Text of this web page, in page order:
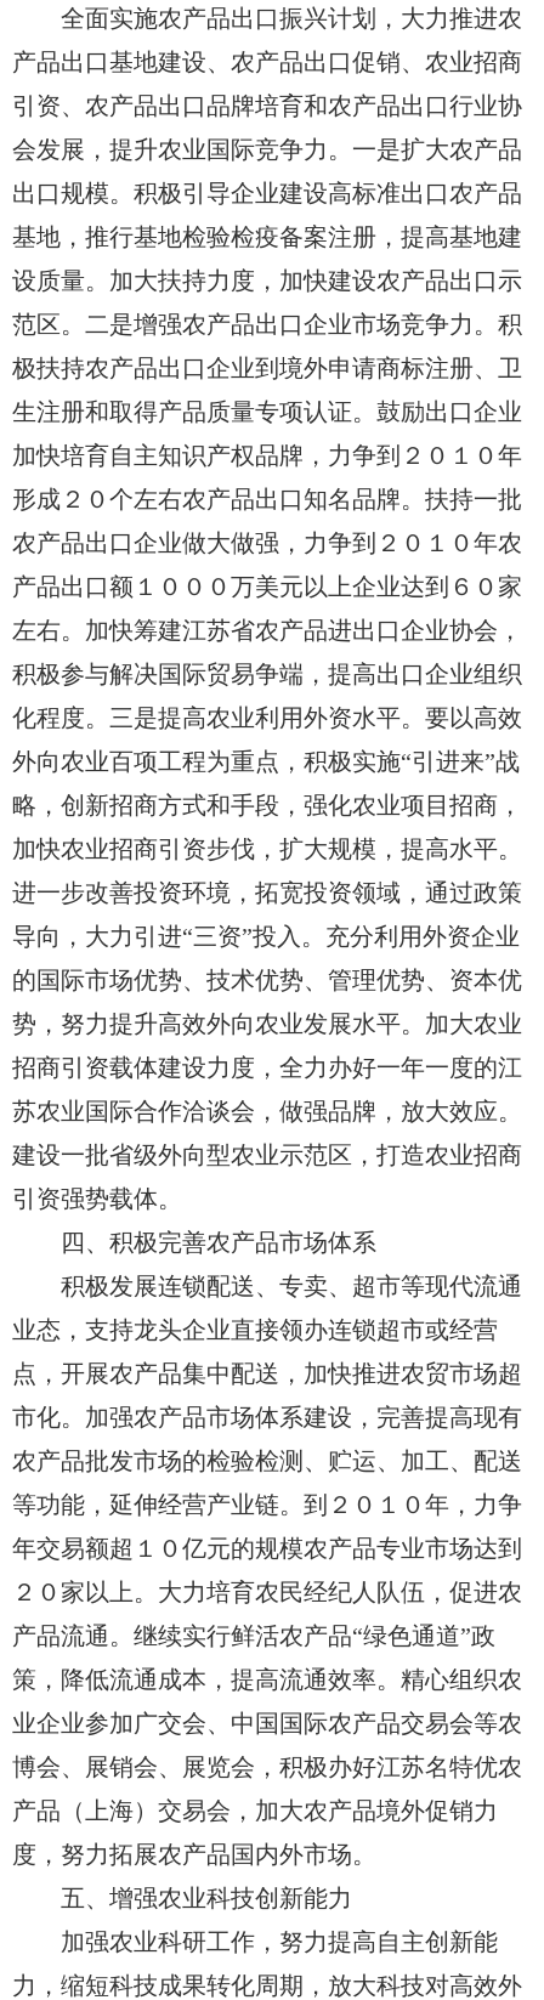
全面实施农产品出口振兴计划，大力推进农
产品出口基地建设、农产品出口促销、农业招商
引资、农产品出口品牌培育和农产品出口行业协
会发展，提升农业国际竞争力。一是扩大农产品
出口规模。积极引导企业建设高标准出口农产品
基地，推行基地检验检疫备案注册，提高基地建
设质量。加大扶持力度，加快建设农产品出口示
范区。二是增强农产品出口企业市场竞争力。积
极扶持农产品出口企业到境外申请商标注册、卫
生注册和取得产品质量专项认证。鼓励出口企业
加快培育自主知识产权品牌，力争到２０１０年
形成２０个左右农产品出口知名品牌。扶持一批
农产品出口企业做大做强，力争到２０１０年农
产品出口额１０００万美元以上企业达到６０家
左右。加快筹建江苏省农产品进出口企业协会，
积极参与解决国际贸易争端，提高出口企业组织
化程度。三是提高农业利用外资水平。要以高效
外向农业百项工程为重点，积极实施“引进来”战
略，创新招商方式和手段，强化农业项目招商，
加快农业招商引资步伐，扩大规模，提高水平。
进一步改善投资环境，拓宽投资领域，通过政策
导向，大力引进“三资”投入。充分利用外资企业
的国际市场优势、技术优势、管理优势、资本优
势，努力提升高效外向农业发展水平。加大农业
招商引资载体建设力度，全力办好一年一度的江
苏农业国际合作洽谈会，做强品牌，放大效应。
建设一批省级外向型农业示范区，打造农业招商
引资强势载体。
四、积极完善农产品市场体系
积极发展连锁配送、专卖、超市等现代流通
业态，支持龙头企业直接领办连锁超市或经营
点，开展农产品集中配送，加快推进农贸市场超
市化。加强农产品市场体系建设，完善提高现有
农产品批发市场的检验检测、贮运、加工、配送
等功能，延伸经营产业链。到２０１０年，力争
年交易额超１０亿元的规模农产品专业市场达到
２０家以上。大力培育农民经纪人队伍，促进农
产品流通。继续实行鲜活农产品“绿色通道”政
策，降低流通成本，提高流通效率。精心组织农
业企业参加广交会、中国国际农产品交易会等农
博会、展销会、展览会，积极办好江苏名特优农
产品（上海）交易会，加大农产品境外促销力
度，努力拓展农产品国内外市场。
五、增强农业科技创新能力
加强农业科研工作，努力提高自主创新能
力，缩短科技成果转化周期，放大科技对高效外